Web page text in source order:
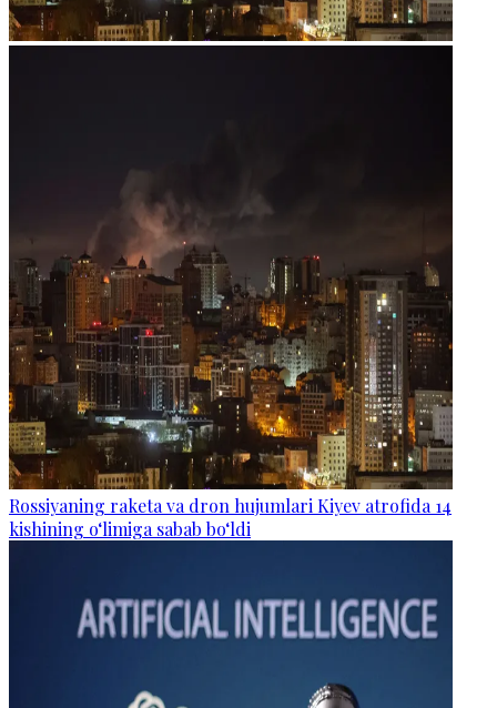
Rossiyaning raketa va dron hujumlari Kiyev atrofida 14
kishining o‘limiga sabab bo‘ldi